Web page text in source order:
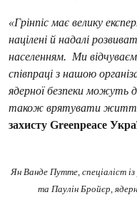
«Грінпіс має велику
націлені й надалі
населенням. Ми
співпраці з нашою
ядерної безпеки можуть
також врятувати
захисту Greenpeace
Ян Ванде Путте, спеціаліст
та Паулін Бройєр,